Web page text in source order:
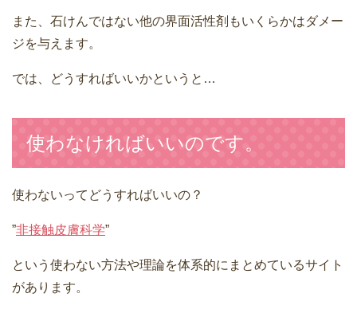
また、石けんではない他の界面活性剤もいくらかはダメー
ジを与えます。
では、どうすればいいかというと…
使わなければいいのです。
使わないってどうすればいいの？
”非接触皮膚科学”
という使わない方法や理論を体系的にまとめているサイト
があります。